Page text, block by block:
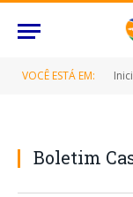
VOCÊ ESTÁ EM:
Boletim